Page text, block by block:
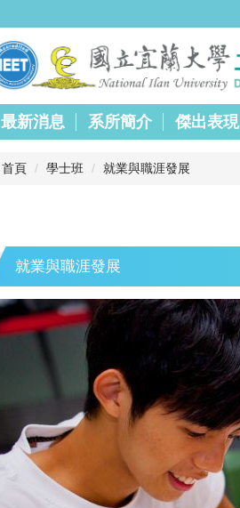
最新消息 系所簡介 傑出表現
首頁 學士班 就業與職涯發展
就業與職涯發展